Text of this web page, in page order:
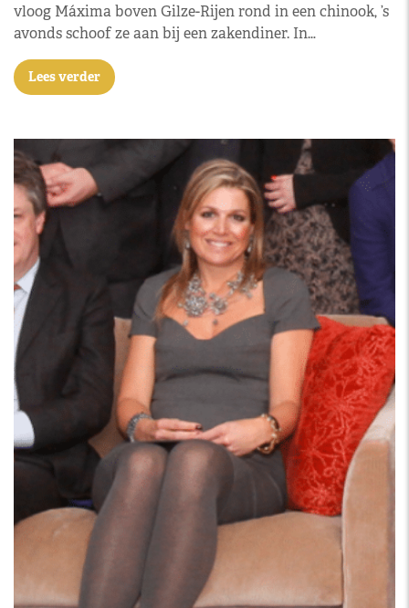
vloog Máxima boven Gilze-Rijen rond in een chinook, ’s
avonds schoof ze aan bij een zakendiner. In…
Lees verder